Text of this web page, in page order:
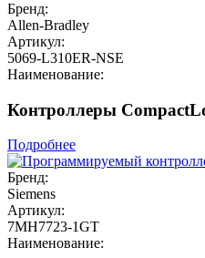
Бренд:
Allen-Bradley
Артикул:
5069-L310ER-NSE
Наименование:
Контроллеры
Подробнее
Бренд:
Siemens
Артикул:
7MH7723-1GT
Наименование: